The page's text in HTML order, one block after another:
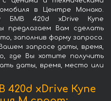
в Центре Монако.
БМВ 420d xDrive Купе
предлагаем Вам сделать
заполнив форму запроса.
запросе даты, время,
где Вы хотите получить
даты, время, место или
xDrive Купе